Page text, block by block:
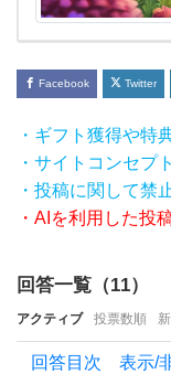
理で
し
ょ
う
か？
彼氏
か
ら
し
た
ら
Facebook Twitter
・ギフト獲得や特
・サイトコンセプ
・投稿に関して禁
・AIを利用した投
回答一覧（11）
アクティブ 投票数順
回答目次 表示/